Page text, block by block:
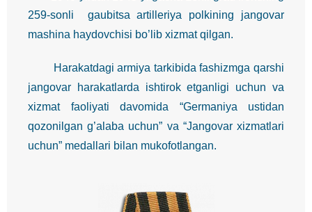
259-sonli gaubitsa artilleriya polkining jangovar
mashina haydovchisi bo’lib xizmat qilgan.
Harakatdagi armiya tarkibida fashizmga qarshi
jangovar harakatlarda ishtirok etganligi uchun va
xizmat faoliyati davomida “Germaniya ustidan
qozonilgan g’alaba uchun” va “Jangovar xizmatlari
uchun” medallari bilan mukofotlangan.